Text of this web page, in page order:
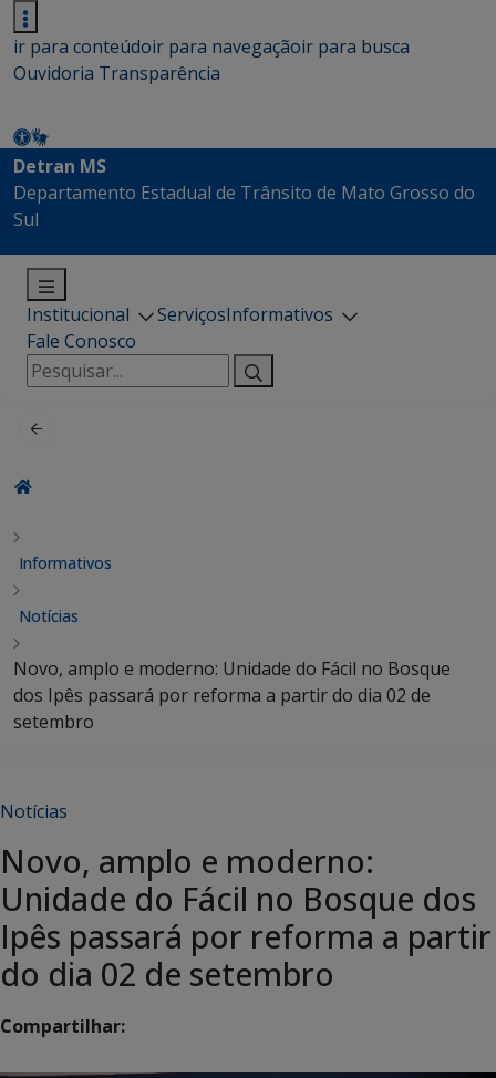
ir para conteúdoir para navegaçãoir para busca
Ouvidoria Transparência
Detran MS
Departamento Estadual de Trânsito de Mato Grosso do
Sul
Institucional ServiçosInformativos
Fale Conosco
Pesquisar
por:
Informativos
Notícias
Novo, amplo e moderno: Unidade do Fácil no Bosque
dos Ipês passará por reforma a partir do dia 02 de
setembro
Notícias
Novo, amplo e moderno:
Unidade do Fácil no Bosque dos
Ipês passará por reforma a partir
do dia 02 de setembro
Compartilhar: